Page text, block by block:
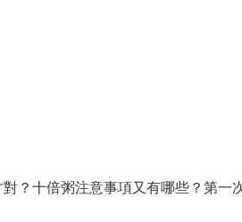
？十倍粥注意事項又有哪些？第一